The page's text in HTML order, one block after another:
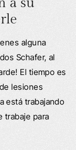
alguna
Schafer, al
El tiempo es
lesiones
está trabajando
trabaje para